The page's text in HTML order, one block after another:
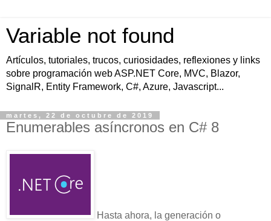
Variable not found
Artículos, tutoriales, trucos, curiosidades, reflexiones y links
sobre programación web ASP.NET Core, MVC, Blazor,
SignalR, Entity Framework, C#, Azure, Javascript...
martes, 22 de octubre de 2019
Enumerables asíncronos en C# 8
Hasta ahora, la generación o